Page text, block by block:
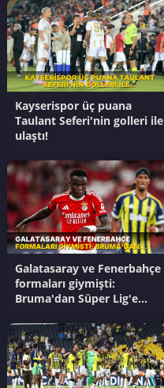
Kayserispor üç puana
Taulant Seferi'nin golleri ile
ulaştı!
Galatasaray ve Fenerbahçe
formaları giymişti:
Bruma'dan Süper Lig'e